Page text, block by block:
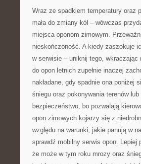
Wraz ze spadkiem temperatury oraz
mała do zmiany kół – wówczas
miejsca oponom zimowym.
nieskończoność. A kiedy zaszokuje
w serwisie – uniknij tego,
do opon letnich zupełnie inaczej
nakładane, gdy spadnie ona poniżej
śniegu oraz pokonywania terenów
bezpieczeństwo, bo pozwalają
opon zimowych kojarzy się z
względu na warunki, jakie panują w
sprawdź mobilny serwis opon.
że może w tym roku mrozy oraz